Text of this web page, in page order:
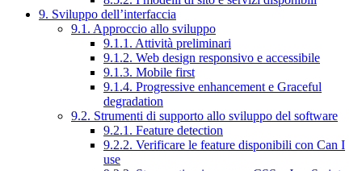
9. Sviluppo dell’interfaccia
9.1. Approccio allo sviluppo
9.1.1. Attività preliminari
9.1.2. Web design responsivo e accessibile
9.1.3. Mobile first
9.1.4. Progressive enhancement e Graceful
degradation
9.2. Strumenti di supporto allo sviluppo del software
9.2.1. Feature detection
9.2.2. Verificare le feature disponibili con Can I
use